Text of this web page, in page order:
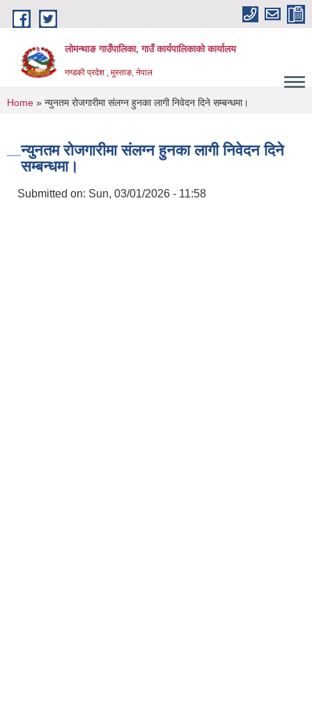
Skip to main content
लोमन्थाङ गाउँपालिका, गाउँ कार्यपालिकाको कार्यालय
गण्डकी प्रदेश , मुस्ताङ, नेपाल
You are here
Home » न्युनतम रोजगारीमा संलग्न हुनका लागी निवेदन दिने सम्बन्धमा।
न्युनतम रोजगारीमा संलग्न हुनका लागी निवेदन दिने
सम्बन्धमा।
Submitted on: Sun, 03/01/2026 - 11:58